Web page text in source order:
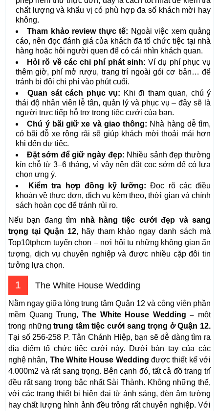
chất lượng và khẩu vị có phù hợp đa số khách mời hay
không.
Tham khảo review thực tế: Ngoài việc xem quảng
cáo, nên đọc đánh giá của khách đã tổ chức tiệc tại nhà
hàng hoặc hỏi người quen để có cái nhìn khách quan.
Hỏi rõ về các chi phí phát sinh: Ví dụ phí phục vụ
thêm giờ, phí mở rượu, trang trí ngoài gói cơ bản… để
tránh bị đội chi phí vào phút cuối.
Quan sát cách phục vụ: Khi đi tham quan, chú ý
thái độ nhân viên lễ tân, quản lý và phục vụ – đây sẽ là
người trực tiếp hỗ trợ trong tiệc cưới của bạn.
Chú ý bãi giữ xe và giao thông: Nhà hàng dễ tìm,
có bãi đỗ xe rộng rãi sẽ giúp khách mời thoải mái hơn
khi đến dự tiệc.
Đặt sớm để giữ ngày đẹp: Nhiều sảnh đẹp thường
kín chỗ từ 3–6 tháng, vì vậy nên đặt cọc sớm để có lựa
chọn ưng ý.
Kiểm tra hợp đồng kỹ lưỡng: Đọc rõ các điều
khoản về thực đơn, dịch vụ kèm theo, thời gian và chính
sách hoàn cọc để tránh rủi ro.
Nếu bạn đang tìm nhà hàng tiệc cưới đẹp và sang
trọng tại Quận 12, hãy tham khảo ngay danh sách mà
Top10tphcm tuyển chọn – nơi hội tụ những không gian ấn
tượng, dịch vụ chuyên nghiệp và được nhiều cặp đôi tin
tưởng lựa chọn.
1 The White House Wedding
Nằm ngay giữa lòng trung tâm Quận 12 và công viên phần
mềm Quang Trung, The White House Wedding – một
trong những trung tâm tiệc cưới sang trọng ở Quận 12.
Tại số 256-258 P. Tân Chánh Hiệp, bạn sẽ dễ dàng tìm ra
địa điểm tổ chức tiệc cưới này. Dưới bàn tay của các
nghệ nhân, The White House Wedding được thiết kế với
4.000m2 và rất sang trọng. Bên cạnh đó, tất cả đồ trang trí
đều rất sang trọng bậc nhất Sài Thành. Không những thế,
với các trang thiết bị hiện đại từ ánh sáng, đèn âm tường
hay chất lượng hình ảnh đều trông rất chuyên nghiệp. Với